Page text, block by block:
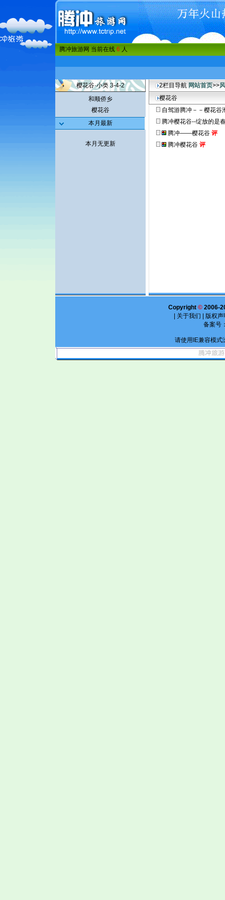
腾冲旅游网 当前在线 6 人
樱花谷·小类 3-4-2
和顺侨乡
樱花谷
本月最新
本月无更新
2栏目导航 网站首页>>
樱花谷
自驾游腾冲－－樱花谷
腾冲樱花谷--绽放的是
腾冲——樱花谷 评
腾冲樱花谷 评
Copyright © 2006-
关于我们
版权
备案号
请使用IE兼容模式